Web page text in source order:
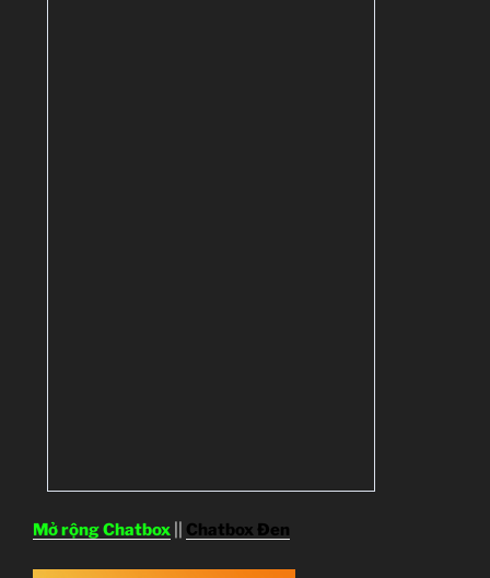
Mở rộng Chatbox Chatbox Đen